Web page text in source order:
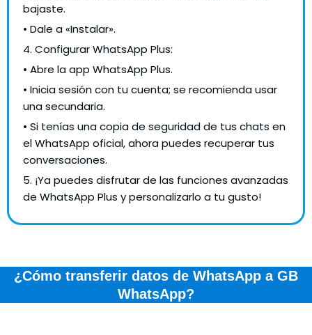
bajaste.
• Dale a «Instalar».
4. Configurar WhatsApp Plus:
• Abre la app WhatsApp Plus.
• Inicia sesión con tu cuenta; se recomienda usar
una secundaria.
• Si tenías una copia de seguridad de tus chats en
el WhatsApp oficial, ahora puedes recuperar tus
conversaciones.
5. ¡Ya puedes disfrutar de las funciones avanzadas
de WhatsApp Plus y personalizarlo a tu gusto!
¿Cómo transferir datos de WhatsApp a GB
WhatsApp?